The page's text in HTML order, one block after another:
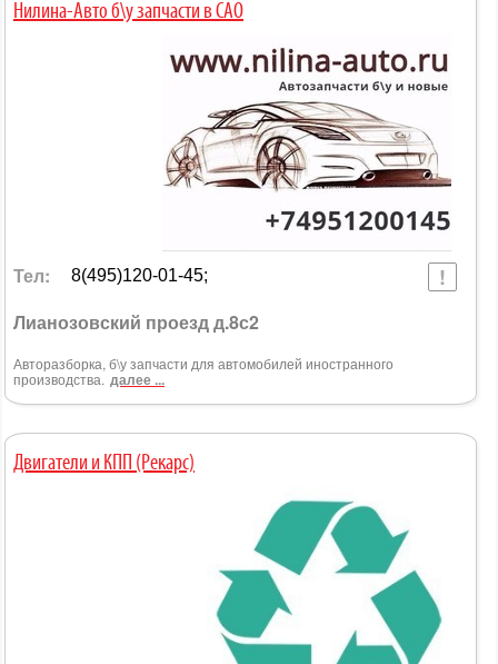
Нилина-Авто б\у запчасти в САО
Тел: 8(495)120-01-45;
Лианозовский проезд д.8с2
Авторазборка, б\у запчасти для автомобилей иностранного
производства. далее ...
Двигатели и КПП (Рекарс)